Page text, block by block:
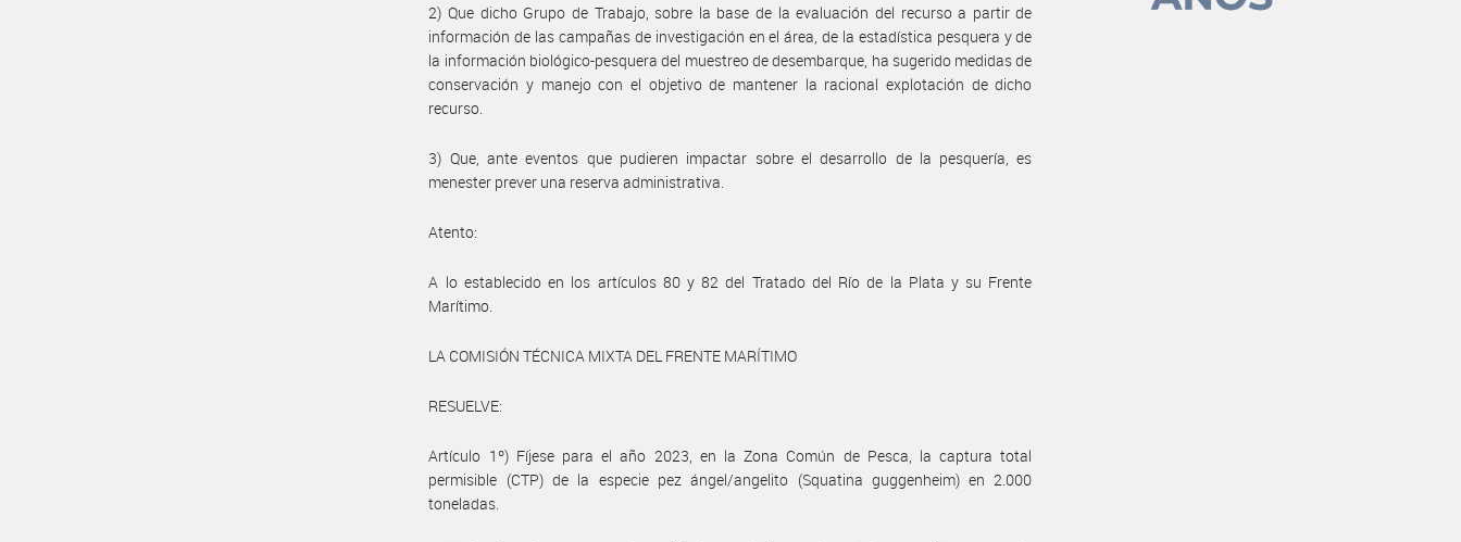
2) Que dicho Grupo de Trabajo, sobre la base de la evaluación del recurso a partir de
información de las campañas de investigación en el área, de la estadística pesquera y de
la información biológico-pesquera del muestreo de desembarque, ha sugerido medidas de
conservación y manejo con el objetivo de mantener la racional explotación de dicho
recurso.
3) Que, ante eventos que pudieren impactar sobre el desarrollo de la pesquería, es
menester prever una reserva administrativa.
Atento:
A lo establecido en los artículos 80 y 82 del Tratado del Río de la Plata y su Frente
Marítimo.
LA COMISIÓN TÉCNICA MIXTA DEL FRENTE MARÍTIMO
RESUELVE:
Artículo 1º) Fíjese para el año 2023, en la Zona Común de Pesca, la captura total
permisible (CTP) de la especie pez ángel/angelito (Squatina guggenheim) en 2.000
toneladas.